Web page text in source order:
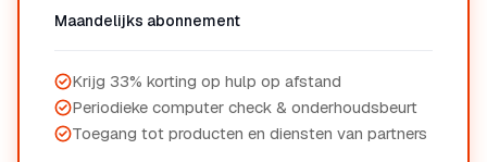
Maandelijks abonnement
Krijg 33% korting op hulp op afstand
Periodieke computer check & onderhoudsbeurt
Toegang tot producten en diensten van partners